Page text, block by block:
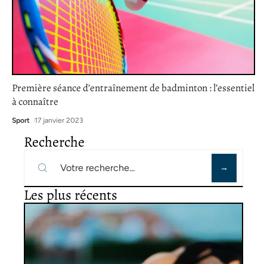
Première séance d’entraînement de badminton : l’essentiel
à connaître
Sport 17 janvier 2023
Recherche
Les plus récents